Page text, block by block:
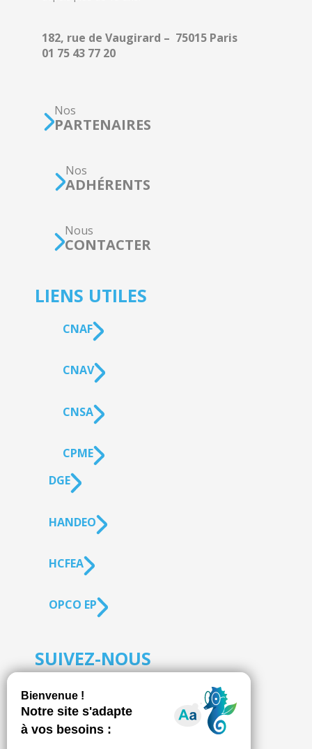
182, rue de Vaugirard – 75015 Paris
01 75 43 77 20
Nos
PARTENAIRES
Nos
ADHÉRENTS
Nous
CONTACTER
LIENS UTILES
CNAF
CNAV
CNSA
CPME
DGE
HANDEO
HCFEA
OPCO EP
SUIVEZ-NOUS